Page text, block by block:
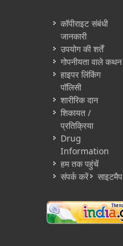
कॉपीराइट संबंधी
जानकारी
उपयोग की शर्तें
गोपनीयता वाले कथन
हाइपर लिंकिंग
पॉलिसी
शारीरिक दान
शिकायत /
प्रतिक्रिया
Drug
Information
हम तक पहुंचें
संपर्क करें
साइटमैप